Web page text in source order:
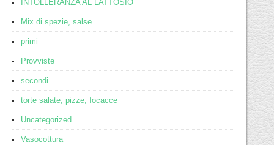
INTOLLERANZA AL LATTOSIO
Mix di spezie, salse
primi
Provviste
secondi
torte salate, pizze, focacce
Uncategorized
Vasocottura